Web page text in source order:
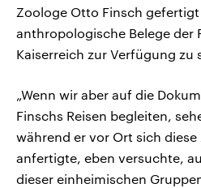
Zoologe Otto Finsch
anthropologische Belege der
Kaiserreich zur Verfügung zu
„Wenn wir aber auf die
Finschs Reisen begleiten,
während er vor Ort sich
anfertigte, eben versuchte,
dieser einheimischen